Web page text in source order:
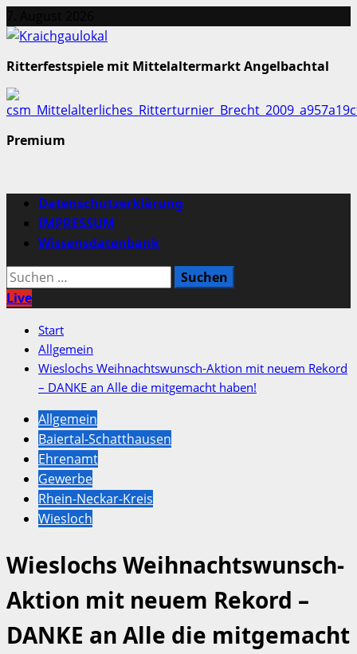
Inhalt
Ritterfestspiele mit Mittelaltermarkt Angelbachtal
Premium
Primäres
Menü
Datenschutzerklärung
IMPRESSUM
Wissensdatenbank
Suchen
nach:
Live
Start
Allgemein
Wieslochs Weihnachtswunsch-Aktion mit neuem Rekord
– DANKE an Alle die mitgemacht haben!
Allgemein
Baiertal-Schatthausen
Ehrenamt
Gewerbe
Rhein-Neckar-Kreis
Wiesloch
Wieslochs Weihnachtswunsch-
Aktion mit neuem Rekord –
DANKE an Alle die mitgemacht